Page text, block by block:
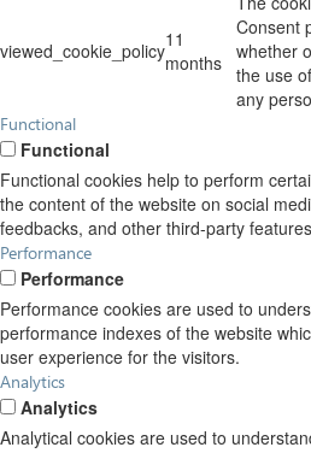
viewed_cookie_policy11
months
Consent
whether
the use
any
Functional
Functional
Functional cookies help to perform
the content of the website on social
feedbacks, and other third-party
Performance
Performance
Performance cookies are used to
performance indexes of the website
user experience for the visitors.
Analytics
Analytics
Analytical cookies are used to